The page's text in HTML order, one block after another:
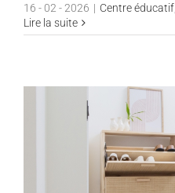
16 - 02 - 2026 | Centre éducatif
Lire la suite